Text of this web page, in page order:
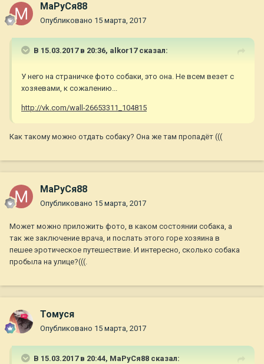
МаРуСя88
Опубликовано 15 марта, 2017
В 15.03.2017 в 20:36, alkor17сказал:
У него на страничке фото собаки, это она. Не всем везет с
хозяевами, к сожалению...
http://vk.com/wall-26653311_104815
Как такому можно отдать собаку? Она же там пропадёт (((
МаРуСя88
Опубликовано 15 марта, 2017
Может можно приложить фото, в каком состоянии собака, а
так же заключение врача, и послать этого горе хозяина в
пешее эротическое путешествие. И интересно, сколько собака
пробыла на улице?(((.
Томуся
Опубликовано 15 марта, 2017
В 15.03.2017 в 20:44, МаРуСя88 сказал: